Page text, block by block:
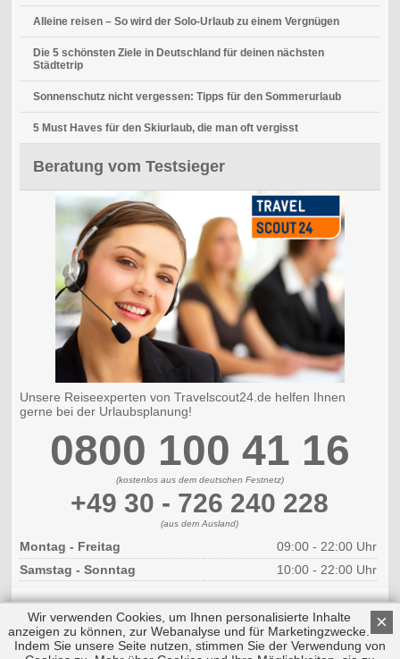
Alleine reisen – So wird der Solo-Urlaub zu einem Vergnügen
Die 5 schönsten Ziele in Deutschland für deinen nächsten
Städtetrip
Sonnenschutz nicht vergessen: Tipps für den Sommerurlaub
5 Must Haves für den Skiurlaub, die man oft vergisst
Beratung vom Testsieger
Unsere Reiseexperten von Travelscout24.de helfen Ihnen
gerne bei der Urlaubsplanung!
0800 100 41 16
(kostenlos aus dem deutschen Festnetz)
+49 30 - 726 240 228
(aus dem Ausland)
Montag - Freitag
09:00 - 22:00 Uhr
Samstag - Sonntag
10:00 - 22:00 Uhr
×
Wir verwenden Cookies, um Ihnen personalisierte Inhalte
anzeigen zu können, zur Webanalyse und für Marketingzwecke.
Indem Sie unsere Seite nutzen, stimmen Sie der Verwendung von